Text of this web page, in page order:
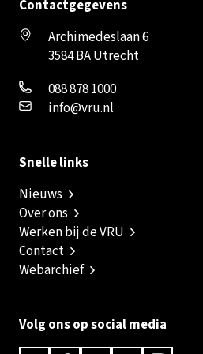
Contactgegevens
Archimedeslaan 6
3584 BA Utrecht
088 878 1000
info@vru.nl
Snelle links
Nieuws
Over ons
Werken bij de VRU
Contact
Webarchief
Volg ons op social media